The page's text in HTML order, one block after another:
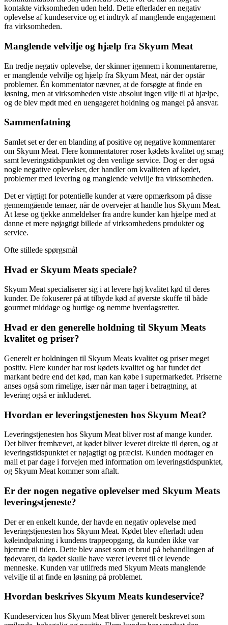
kontakte virksomheden uden held. Dette efterlader en negativ
oplevelse af kundeservice og et indtryk af manglende engagement
fra virksomheden.
Manglende velvilje og hjælp fra Skyum Meat
En tredje negativ oplevelse, der skinner igennem i kommentarerne,
er manglende velvilje og hjælp fra Skyum Meat, når der opstår
problemer. Én kommentator nævner, at de forsøgte at finde en
løsning, men at virksomheden viste absolut ingen vilje til at hjælpe,
og de blev mødt med en uengageret holdning og mangel på ansvar.
Sammenfatning
Samlet set er der en blanding af positive og negative kommentarer
om Skyum Meat. Flere kommentatorer roser kødets kvalitet og smag
samt leveringstidspunktet og den venlige service. Dog er der også
nogle negative oplevelser, der handler om kvaliteten af kødet,
problemer med levering og manglende velvilje fra virksomheden.
Det er vigtigt for potentielle kunder at være opmærksom på disse
gennemgående temaer, når de overvejer at handle hos Skyum Meat.
At læse og tjekke anmeldelser fra andre kunder kan hjælpe med at
danne et mere nøjagtigt billede af virksomhedens produkter og
service.
Ofte stillede spørgsmål
Hvad er Skyum Meats speciale?
Skyum Meat specialiserer sig i at levere høj kvalitet kød til deres
kunder. De fokuserer på at tilbyde kød af øverste skuffe til både
gourmet middage og hurtige og nemme hverdagsretter.
Hvad er den generelle holdning til Skyum Meats
kvalitet og priser?
Generelt er holdningen til Skyum Meats kvalitet og priser meget
positiv. Flere kunder har rost kødets kvalitet og har fundet det
markant bedre end det kød, man kan købe i supermarkedet. Priserne
anses også som rimelige, især når man tager i betragtning, at
levering også er inkluderet.
Hvordan er leveringstjenesten hos Skyum Meat?
Leveringstjenesten hos Skyum Meat bliver rost af mange kunder.
Det bliver fremhævet, at kødet bliver leveret direkte til døren, og at
leveringstidspunktet er nøjagtigt og præcist. Kunden modtager en
mail et par dage i forvejen med information om leveringstidspunktet,
og Skyum Meat kommer som aftalt.
Er der nogen negative oplevelser med Skyum Meats
leveringstjeneste?
Der er en enkelt kunde, der havde en negativ oplevelse med
leveringstjenesten hos Skyum Meat. Kødet blev efterladt uden
køleindpakning i kundens trappeopgang, da kunden ikke var
hjemme til tiden. Dette blev anset som et brud på behandlingen af
fødevarer, da kødet skulle have været leveret til et levende
menneske. Kunden var utilfreds med Skyum Meats manglende
velvilje til at finde en løsning på problemet.
Hvordan beskrives Skyum Meats kundeservice?
Kundeservicen hos Skyum Meat bliver generelt beskrevet som